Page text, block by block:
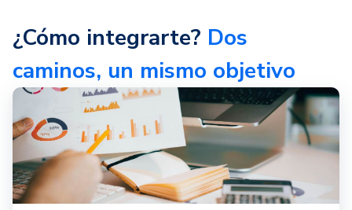
¿Cómo integrarte? Dos
caminos, un mismo objetivo